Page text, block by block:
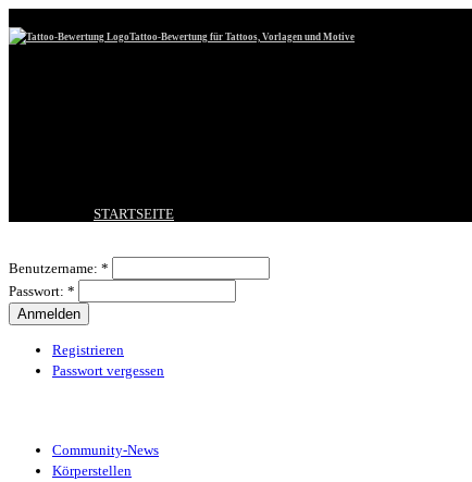
Tattoo-Bewertung für Tattoos, Vorlagen und Motive
STARTSEITE
BESTE TATTOOS
NEUESTE TATTOOS
Benutzername: *
Passwort: *
Registrieren
Passwort vergessen
Community-News
Körperstellen